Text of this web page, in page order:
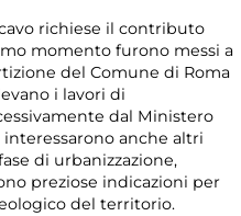
richiese il contributo
momento furono messi a
del Comune di Roma
i lavori di
dal Ministero
anche altri
di urbanizzazione,
preziose indicazioni per
del territorio.